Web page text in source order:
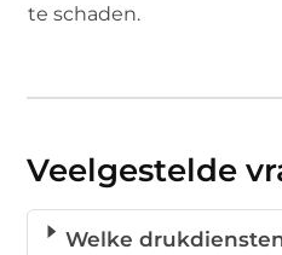
te schaden.
Veelgestelde
Welke